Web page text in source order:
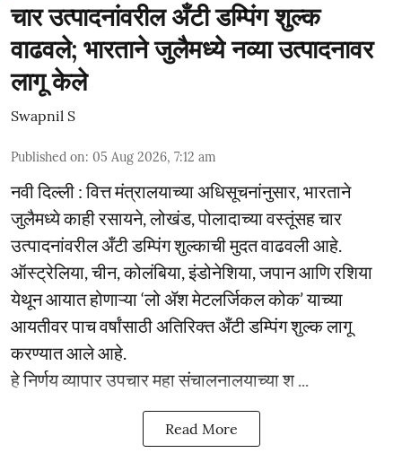
चार उत्पादनांवरील अँटी डम्पिंग शुल्क
वाढवले; भारताने जुलैमध्ये नव्या उत्पादनावर
लागू केले
Swapnil S
Published on: 05 Aug 2026, 7:12 am
नवी दिल्ली : वित्त मंत्रालयाच्या अधिसूचनांनुसार, भारताने
जुलैमध्ये काही रसायने, लोखंड, पोलादाच्या वस्तूंसह चार
उत्पादनांवरील अँटी डम्पिंग शुल्काची मुदत वाढवली आहे.
ऑस्ट्रेलिया, चीन, कोलंबिया, इंडोनेशिया, जपान आणि रशिया
येथून आयात होणाऱ्या ‘लो ॲश मेटलर्जिकल कोक’ याच्या
आयतीवर पाच वर्षांसाठी अतिरिक्त अँटी डम्पिंग शुल्क लागू
करण्यात आले आहे.
हे निर्णय व्यापार उपचार महा संचालनालयाच्या श ...
Read More